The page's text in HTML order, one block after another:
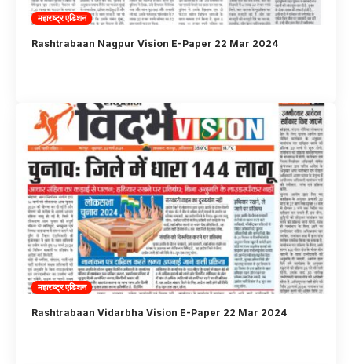
महाराष्ट्र एडिशन
Rashtrabaan Nagpur Vision E-Paper 22 Mar 2024
महाराष्ट्र एडिशन
Rashtrabaan Vidarbha Vision E-Paper 22 Mar 2024